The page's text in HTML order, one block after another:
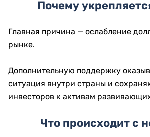
Почему
Главная причина — ослабление
рынке.
Дополнительную поддержку
ситуация внутри страны и
инвесторов к активам
Что происходит с